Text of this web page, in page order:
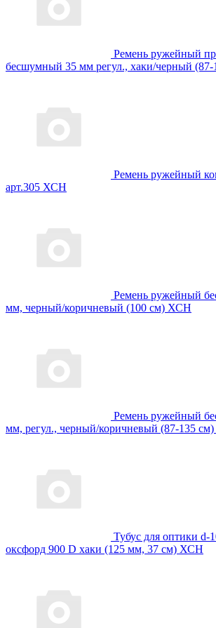
Ремень ружейный
бесшумный 35 мм регул., хаки/черный
Ремень ружейный
арт.305 ХСН
Ремень ружейный
мм, черный/коричневый (100 см) ХСН
Ремень ружейный
мм, регул., черный/коричневый (87-135
Тубус для оптики d-
оксфорд 900 D хаки (125 мм, 37 см) ХСН